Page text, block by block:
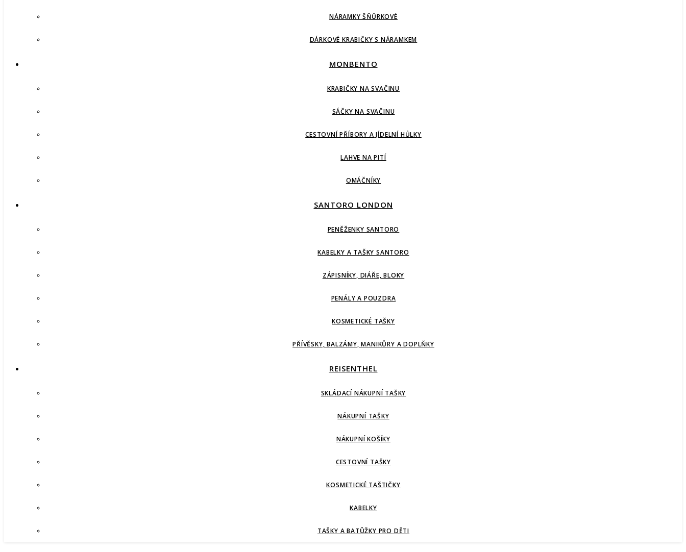
NÁRAMKY ŠŇŮRKOVÉ
DÁRKOVÉ KRABIČKY S NÁRAMKEM
MONBENTO
KRABIČKY NA SVAČINU
SÁČKY NA SVAČINU
CESTOVNÍ PŘÍBORY A JÍDELNÍ HŮLKY
LAHVE NA PITÍ
OMÁČNÍKY
SANTORO LONDON
PENĚŽENKY SANTORO
KABELKY A TAŠKY SANTORO
ZÁPISNÍKY, DIÁŘE, BLOKY
PENÁLY A POUZDRA
KOSMETICKÉ TAŠKY
PŘÍVĚSKY, BALZÁMY, MANIKŮRY A DOPLŇKY
REISENTHEL
SKLÁDACÍ NÁKUPNÍ TAŠKY
NÁKUPNÍ TAŠKY
NÁKUPNÍ KOŠÍKY
CESTOVNÍ TAŠKY
KOSMETICKÉ TAŠTIČKY
KABELKY
TAŠKY A BATŮŽKY PRO DĚTI